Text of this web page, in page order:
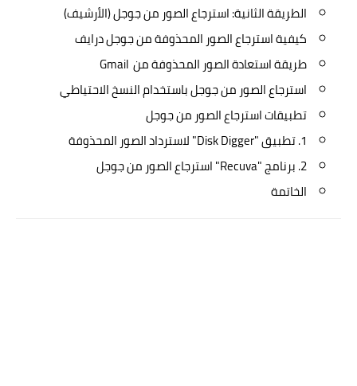
الطريقة الثانية: استرجاع الصور من جوجل (الأرشيف)
كيفية استرجاع الصور المحذوفة من جوجل درايف
طريقة استعادة الصور المحذوفة من Gmail
استرجاع الصور من جوجل باستخدام النسخ الاحتياطي
تطبيقات استرجاع الصور من جوجل
1. تطبيق "Disk Digger" لاسترداد الصور المحذوفة
2. برنامج "Recuva" استرجاع الصور من جوجل
الخاتمة